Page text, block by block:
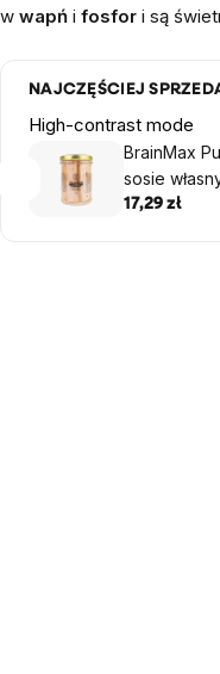
w wapń i fosfor i są
NAJCZĘŚCIEJ
High-contrast mode
BrainMax
sosie
17,29 zł